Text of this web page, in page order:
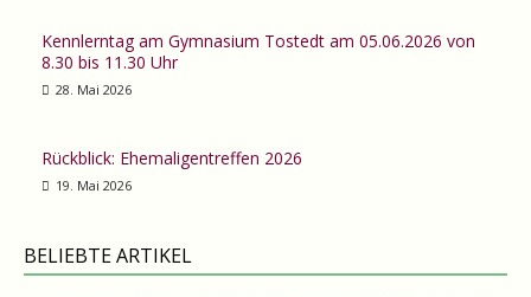
Kennlerntag am Gymnasium Tostedt am 05.06.2026 von
8.30 bis 11.30 Uhr
28. Mai 2026
Rückblick: Ehemaligentreffen 2026
19. Mai 2026
BELIEBTE ARTIKEL